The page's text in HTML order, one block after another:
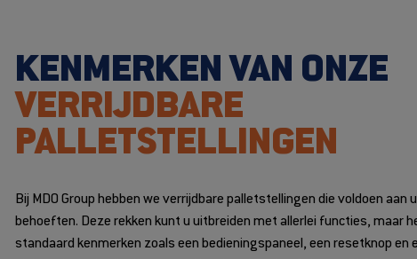
KENMERKEN VAN ONZE
VERRIJDBARE
PALLETSTELLINGEN
Bij MDO Group hebben we verrijdbare palletstellingen die voldoen aan
behoeften. Deze rekken kunt u uitbreiden met allerlei functies, maar
standaard kenmerken zoals een bedieningspaneel, een resetknop en